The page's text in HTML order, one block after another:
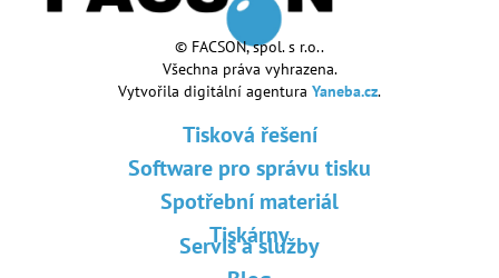
© FACSON, spol. s r.o..
Všechna práva vyhrazena.
Vytvořila digitální agentura Yaneba.cz.
Tisková řešení
Software pro správu tisku
Spotřební materiál
Tiskárny
Servis a služby